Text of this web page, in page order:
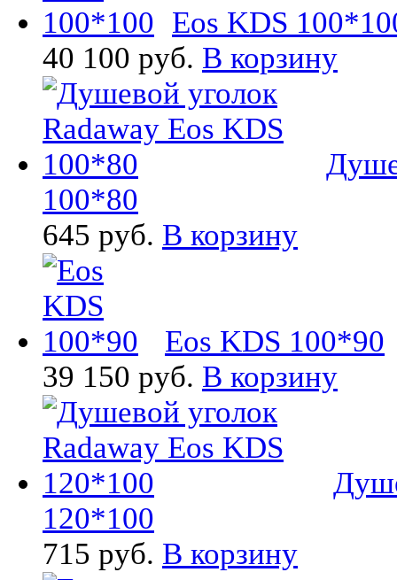
Eos KDS
40 100 руб. В корзину
100*80
645 руб. В корзину
Eos KDS 100*90
39 150 руб. В корзину
120*100
715 руб. В корзину